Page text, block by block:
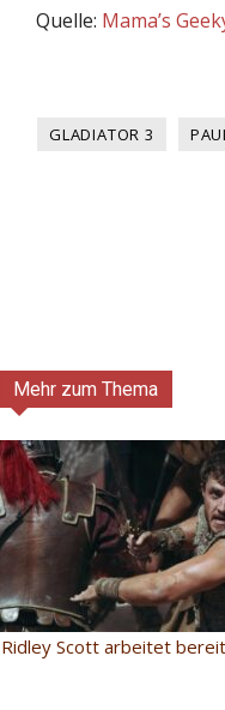
Quelle: Mama’s
GLADIATOR 3
Mehr zum Thema
Ridley Scott arbeitet